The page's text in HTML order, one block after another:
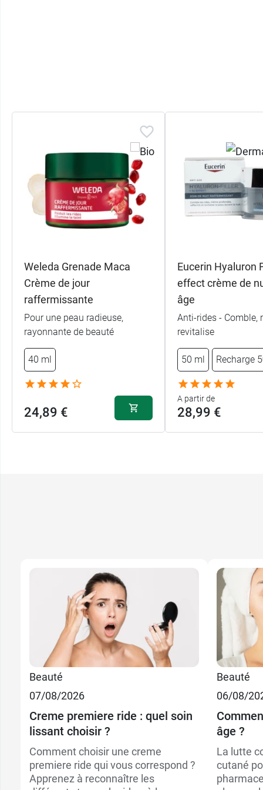
Weleda Grenade Maca
Crème de jour
raffermissante
Pour une peau radieuse,
rayonnante de beauté
40 ml
24,89 €
Eucerin Hyaluron
effect crème de
âge
Anti-rides - Comble,
revitalise
50 ml Recharge
A partir de
28,99 €
33,49
Beauté
07/08/2026
Creme premiere ride : quel soin
lissant choisir ?
Comment choisir une creme
premiere ride qui vous correspond ?
Apprenez à reconnaître les
Beauté
06/08/
âge ?
La lutte
cutané